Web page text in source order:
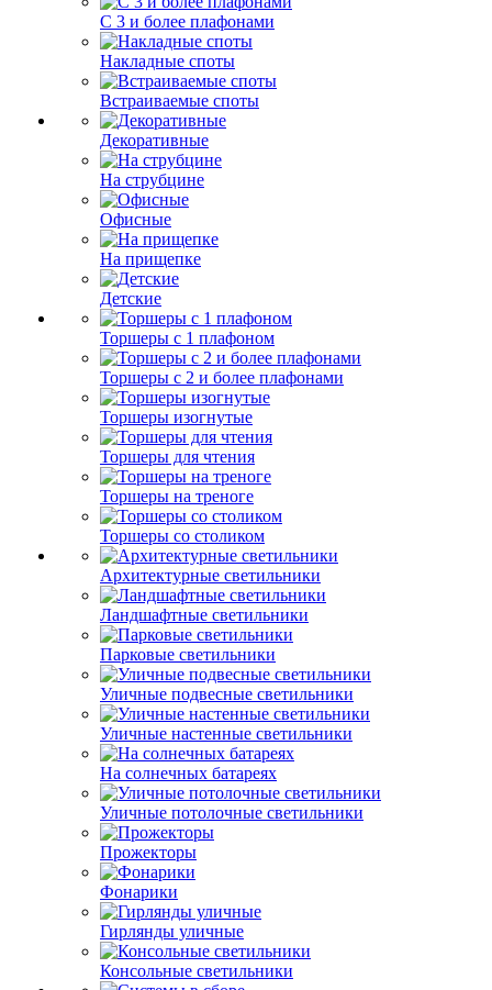
С 3 и более плафонами
Накладные споты
Встраиваемые споты
Декоративные
На струбцине
Офисные
На прищепке
Детские
Торшеры с 1 плафоном
Торшеры с 2 и более плафонами
Торшеры изогнутые
Торшеры для чтения
Торшеры на треноге
Торшеры со столиком
Архитектурные светильники
Ландшафтные светильники
Парковые светильники
Уличные подвесные светильники
Уличные настенные светильники
На солнечных батареях
Уличные потолочные светильники
Прожекторы
Фонарики
Гирлянды уличные
Консольные светильники